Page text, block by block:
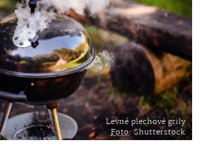
Levné plechové grily
Foto: Shutterstock